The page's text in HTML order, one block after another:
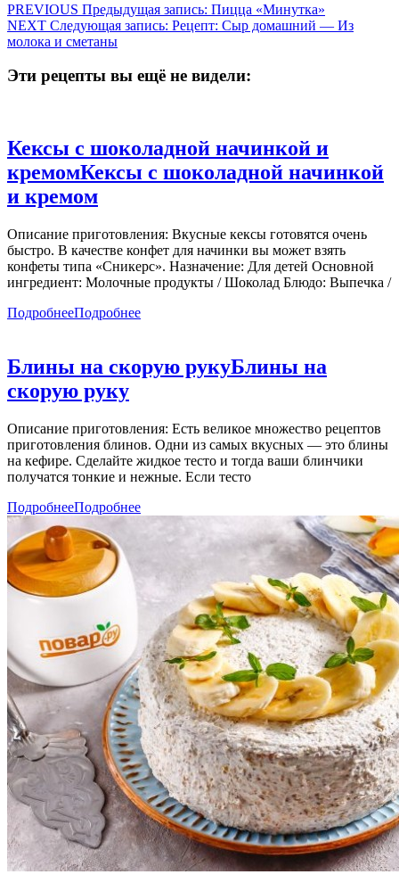
PREVIOUS Предыдущая запись: Пицца «Минутка»
NEXT Следующая запись: Рецепт: Сыр домашний — Из
молока и сметаны
Эти рецепты вы ещё не видели:
Кексы с шоколадной начинкой и
кремомКексы с шоколадной начинкой
и кремом
Описание приготовления: Вкусные кексы готовятся очень
быстро. В качестве конфет для начинки вы может взять
конфеты типа «Сникерс». Назначение: Для детей Основной
ингредиент: Молочные продукты / Шоколад Блюдо: Выпечка /
ПодробнееПодробнее
Блины на скорую рукуБлины на
скорую руку
Описание приготовления: Есть великое множество рецептов
приготовления блинов. Одни из самых вкусных — это блины
на кефире. Сделайте жидкое тесто и тогда ваши блинчики
получатся тонкие и нежные. Если тесто
ПодробнееПодробнее